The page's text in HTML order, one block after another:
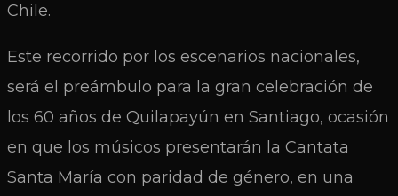
Chile.
Este recorrido por los escenarios nacionales,
será el preámbulo para la gran celebración de
los 60 años de Quilapayún en Santiago, ocasión
en que los músicos presentarán la Cantata
Santa María con paridad de género, en una